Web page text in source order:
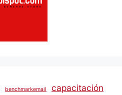
benchmarkemail capacitación